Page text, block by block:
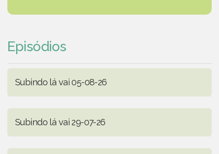
Episódios
Subindo lá vai 05-08-26
Subindo lá vai 29-07-26